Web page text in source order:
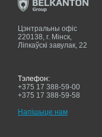
Цэнтральны офіс
220138, г. Мiнск,
Ліпкаўскі завулак, 22
Тэлефон:
+375 17 388-59-00
+375 17 388-59-58
Напiшыце нам